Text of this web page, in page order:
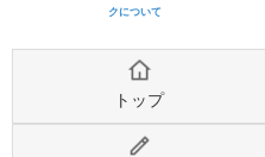
クについて
トップ